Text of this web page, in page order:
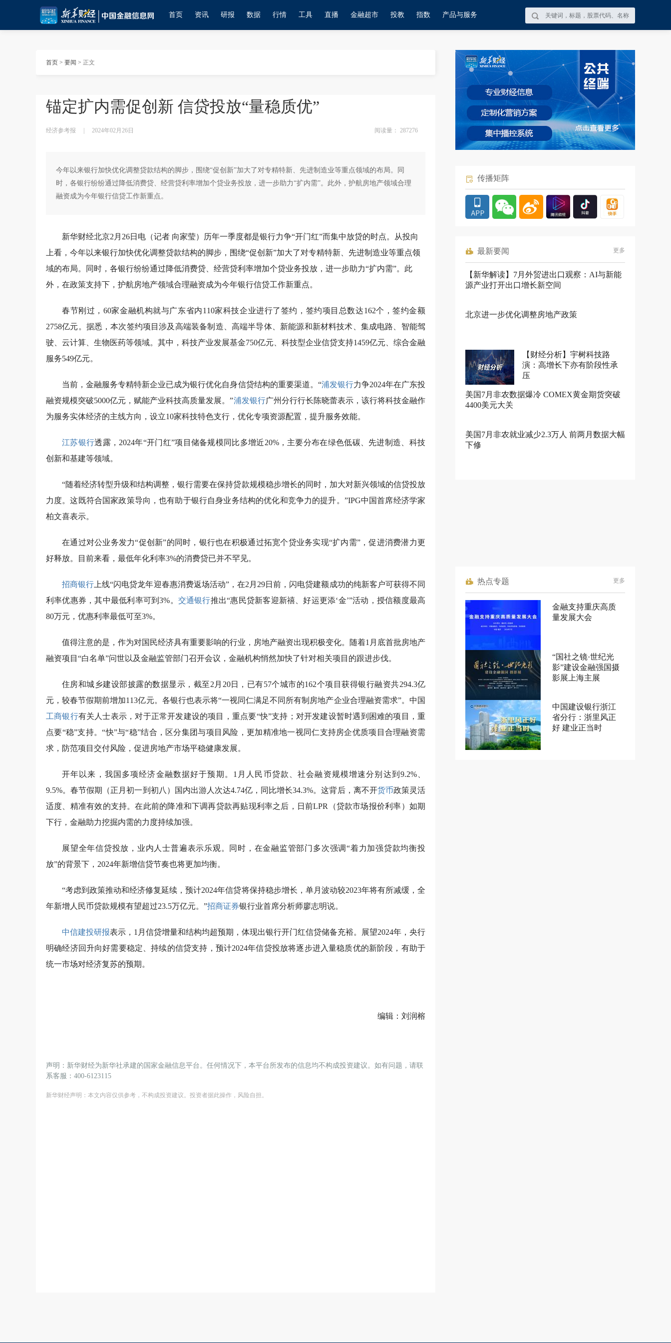
首页 资讯 研报 数据 行情 工具 直播 金融超市 投教 指数 产品与服务
首页 > 要闻 > 正文
锚定扩内需促创新 信贷投放“量稳质优”
经济参考报 2024年02月26日 阅读量： 287276
今年以来银行加快优化调整贷款结构的脚步，围绕“促创新”加大了对专精特新、先进制造业等重点领域的布局。同
时，各银行纷纷通过降低消费贷、经营贷利率增加个贷业务投放，进一步助力“扩内需”。此外，护航房地产领域合理
融资成为今年银行信贷工作新重点。
新华财经北京2月26日电（记者 向家莹）历年一季度都是银行力争“开门红”而集中放贷的时点。从投向
上看，今年以来银行加快优化调整贷款结构的脚步，围绕“促创新”加大了对专精特新、先进制造业等重点领
域的布局。同时，各银行纷纷通过降低消费贷、经营贷利率增加个贷业务投放，进一步助力“扩内需”。此
外，在政策支持下，护航房地产领域合理融资成为今年银行信贷工作新重点。
春节刚过，60家金融机构就与广东省内110家科技企业进行了签约，签约项目总数达162个，签约金额
2758亿元。据悉，本次签约项目涉及高端装备制造、高端半导体、新能源和新材料技术、集成电路、智能驾
驶、云计算、生物医药等领域。其中，科技产业发展基金750亿元、科技型企业信贷支持1459亿元、综合金融
服务549亿元。
当前，金融服务专精特新企业已成为银行优化自身信贷结构的重要渠道。“浦发银行力争2024年在广东投
融资规模突破5000亿元，赋能产业科技高质量发展。”浦发银行广州分行行长陈晓蕾表示，该行将科技金融作
为服务实体经济的主线方向，设立10家科技特色支行，优化专项资源配置，提升服务效能。
江苏银行透露，2024年“开门红”项目储备规模同比多增近20%，主要分布在绿色低碳、先进制造、科技
创新和基建等领域。
“随着经济转型升级和结构调整，银行需要在保持贷款规模稳步增长的同时，加大对新兴领域的信贷投放
力度。这既符合国家政策导向，也有助于银行自身业务结构的优化和竞争力的提升。”IPG中国首席经济学家
柏文喜表示。
在通过对公业务发力“促创新”的同时，银行也在积极通过拓宽个贷业务实现“扩内需”，促进消费潜力更
好释放。目前来看，最低年化利率3%的消费贷已并不罕见。
招商银行 上线“闪电贷龙年迎春惠消费返场活动”，在2月29日前，闪电贷建额成功的纯新客户可获得不同
利率优惠券，其中最低利率可到3%。 交通银行推出“惠民贷新客迎新禧、好运更添‘金’”活动，授信额度最高
80万元，优惠利率最低可至3%。
值得注意的是，作为对国民经济具有重要影响的行业，房地产融资出现积极变化。随着1月底首批房地产
融资项目“白名单”问世以及金融监管部门召开会议，金融机构悄然加快了针对相关项目的跟进步伐。
住房和城乡建设部披露的数据显示，截至2月20日，已有57个城市的162个项目获得银行融资共294.3亿
元，较春节假期前增加113亿元。各银行也表示将“一视同仁满足不同所有制房地产企业合理融资需求”。中国
工商银行有关人士表示，对于正常开发建设的项目，重点要“快”支持；对开发建设暂时遇到困难的项目，重
点要“稳”支持。“快”与“稳”结合，区分集团与项目风险，更加精准地一视同仁支持房企优质项目合理融资需
求，防范项目交付风险，促进房地产市场平稳健康发展。
开年以来，我国多项经济金融数据好于预期。1月人民币贷款、社会融资规模增速分别达到9.2%、
9.5%。春节假期（正月初一到初八）国内出游人次达4.74亿，同比增长34.3%。这背后，离不开货币政策灵活
适度、精准有效的支持。在此前的降准和下调再贷款再贴现利率之后，日前LPR（贷款市场报价利率）如期
下行，金融助力挖掘内需的力度持续加强。
展望全年信贷投放，业内人士普遍表示乐观。同时，在金融监管部门多次强调“着力加强贷款均衡投
放”的背景下，2024年新增信贷节奏也将更加均衡。
“考虑到政策推动和经济修复延续，预计2024年信贷将保持稳步增长，单月波动较2023年将有所减缓，全
年新增人民币贷款规模有望超过23.5万亿元。”招商证券银行业首席分析师廖志明说。
中信建投研报表示，1月信贷增量和结构均超预期，体现出银行开门红信贷储备充裕。展望2024年，央行
明确经济回升向好需要稳定、持续的信贷支持，预计2024年信贷投放将逐步进入量稳质优的新阶段，有助于
统一市场对经济复苏的预期。
编辑：刘润榕
声明：新华财经为新华社承建的国家金融信息平台。任何情况下，本平台所发布的信息均不构成投资建议。如有问题，请联
系客服：400-6123115
新华财经声明：本文内容仅供参考，不构成投资建议。投资者据此操作，风险自担。
传播矩阵
最新要闻 更多
【新华解读】7月外贸进出口观察：AI与新能
源产业打开出口增长新空间
北京进一步优化调整房地产政策
【财经分析】宇树科技路
演：高增长下亦有阶段性承
压
美国7月非农数据爆冷 COMEX黄金期货突破
4400美元大关
美国7月非农就业减少2.3万人 前两月数据大幅
下修
热点专题 更多
金融支持重庆高质
量发展大会
“国社之镜·世纪光
影”建设金融强国摄
影展上海主展
中国建设银行浙江
省分行：浙里风正
好 建业正当时